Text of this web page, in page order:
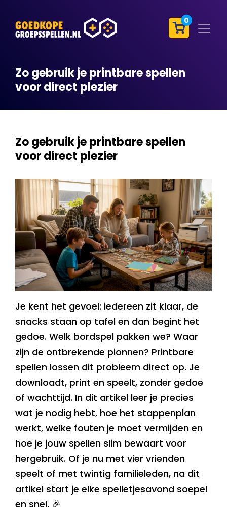
0
Zo gebruik je printbare spellen
voor direct plezier
Zo gebruik je printbare spellen
voor direct plezier
Je kent het gevoel: iedereen zit klaar, de
snacks staan op tafel en dan begint het
gedoe. Welk bordspel pakken we? Waar
zijn de ontbrekende pionnen? Printbare
spellen lossen dit probleem direct op. Je
downloadt, print en speelt, zonder gedoe
of wachttijd. In dit artikel leer je precies
wat je nodig hebt, hoe het stappenplan
werkt, welke fouten je moet vermijden en
hoe je jouw spellen slim bewaart voor
hergebruik. Of je nu met vier vrienden
speelt of met twintig familieleden, na dit
artikel start je elke spelletjesavond soepel
en snel. 🎉